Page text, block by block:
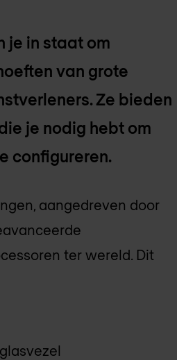
je in staat om
van grote
Ze bieden
je nodig hebt om
configureren.
aangedreven door
ter wereld. Dit